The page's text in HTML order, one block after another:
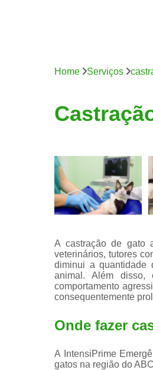
Home Serviços
A castração de gato
veterinários, tutores
diminui a quantidade
animal. Além disso,
comportamento
consequentemente
Onde fazer
A IntensiPrime
gatos na região do